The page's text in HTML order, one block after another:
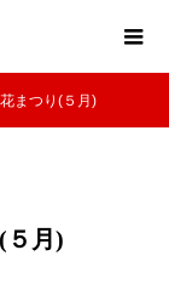
まつり(５月)
５月)